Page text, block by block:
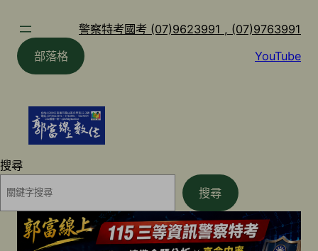
警察特考國考 (07)9623991 , (07)9763991
部落格
YouTube
搜尋
搜尋